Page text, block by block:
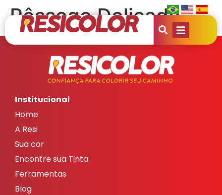
Pêssego Delicado
Institucional
Home
A Resi
Sua cor
Encontre sua Tinta
Ferramentas
Blog